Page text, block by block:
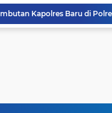
Kapolres Baru di